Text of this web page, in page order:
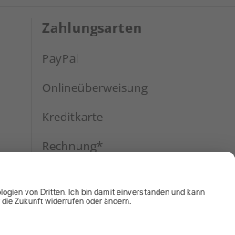
Zahlungsarten
PayPal
Onlineüberweisung
Kreditkarte
Rechnung*
Versand